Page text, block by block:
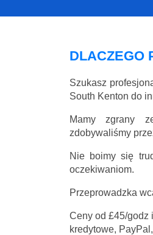
DLACZEGO
Szukasz
South Kenton do
Mamy zgrany
zdobywaliśmy
Nie boimy się
oczekiwaniom.
Przeprowadzka
Ceny od £45/godz
kredytowe,